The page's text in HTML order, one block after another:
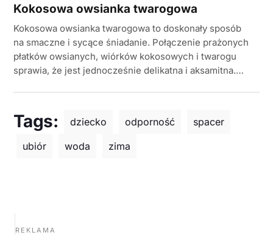
Kokosowa owsianka twarogowa
Kokosowa owsianka twarogowa to doskonały sposób
na smaczne i sycące śniadanie. Połączenie prażonych
płatków owsianych, wiórków kokosowych i twarogu
sprawia, że jest jednocześnie delikatna i aksamitna.…
Tags: dziecko odporność
spacer
ubiór
woda zima
REKLAMA